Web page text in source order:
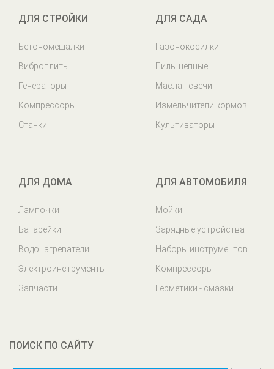
ДЛЯ СТРОЙКИ
Бетономешалки
Виброплиты
Генераторы
Компрессоры
Станки
ДЛЯ САДА
Газонокосилки
Пилы цепные
Масла - свечи
Измельчители кормов
Культиваторы
ДЛЯ ДОМА
Лампочки
Батарейки
Водонагреватели
Электроинструменты
Запчасти
ДЛЯ АВТОМОБИЛЯ
Мойки
Зарядные устройства
Наборы инструментов
Компрессоры
Герметики - смазки
ПОИСК ПО САЙТУ